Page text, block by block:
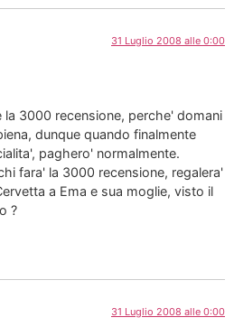
31 Luglio 2008 alle 0:00
la 3000 recensione, perche' domani
dunque quando finalmente
paghero' normalmente.
fara' la 3000 recensione, regalera'
a Ema e sua moglie, visto il
?
31 Luglio 2008 alle 0:00